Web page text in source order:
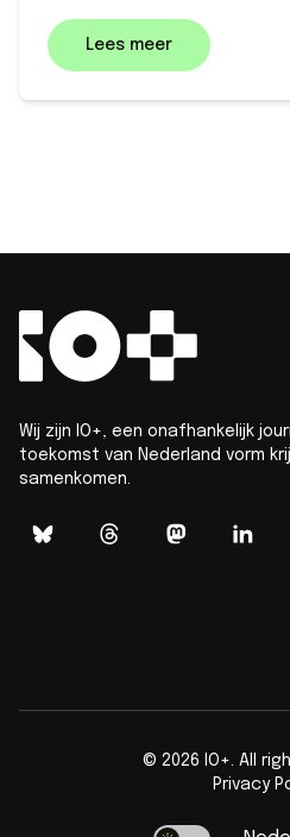
Lees meer
Wij zijn IO+, een onafhankelijk
toekomst van Nederland vorm
samenkomen.
© 2026 IO+. All
Privacy